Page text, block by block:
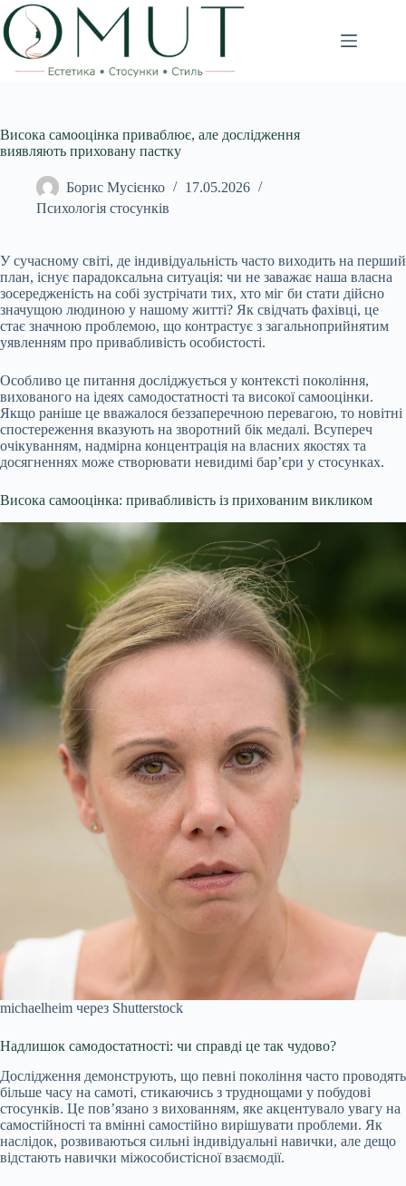
Перейти
до
вмісту
Висока самооцінка приваблює, але дослідження
виявляють приховану пастку
Борис Мусієнко
17.05.2026
Психологія стосунків
У сучасному світі, де індивідуальність часто виходить на перший
план, існує парадоксальна ситуація: чи не заважає наша власна
зосередженість на собі зустрічати тих, хто міг би стати дійсно
значущою людиною у нашому житті? Як свідчать фахівці, це
стає значною проблемою, що контрастує з загальноприйнятим
уявленням про привабливість особистості.
Особливо це питання досліджується у контексті покоління,
вихованого на ідеях самодостатності та високої самооцінки.
Якщо раніше це вважалося беззаперечною перевагою, то новітні
спостереження вказують на зворотний бік медалі. Всупереч
очікуванням, надмірна концентрація на власних якостях та
досягненнях може створювати невидимі бар’єри у стосунках.
Висока самооцінка: привабливість із прихованим викликом
michaelheim через Shutterstock
Надлишок самодостатності: чи справді це так чудово?
Дослідження демонструють, що певні покоління часто проводять
більше часу на самоті, стикаючись з труднощами у побудові
стосунків. Це пов’язано з вихованням, яке акцентувало увагу на
самостійності та вмінні самостійно вирішувати проблеми. Як
наслідок, розвиваються сильні індивідуальні навички, але дещо
відстають навички міжособистісної взаємодії.